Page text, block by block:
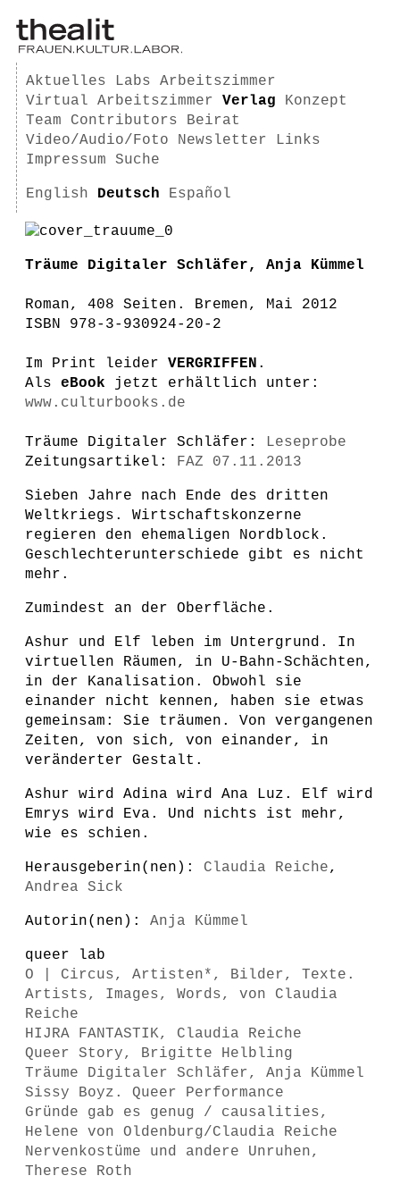
Aktuelles Labs
Arbeitszimmer
Virtual Arbeitszimmer
Verlag
Konzept
Team
Contributors
Beirat
Video/Audio/Foto
Newsletter
Links
Impressum
Suche
English Deutsch Español
Träume Digitaler Schläfer, Anja Kümmel
Roman, 408 Seiten. Bremen, Mai 2012
ISBN 978-3-930924-20-2
Im Print leider VERGRIFFEN .
Als eBook jetzt erhältlich unter:
www.culturbooks.de
Träume Digitaler Schläfer: Leseprobe
Zeitungsartikel: FAZ 07.11.2013
Sieben Jahre nach Ende des dritten
Weltkriegs. Wirtschaftskonzerne
regieren den ehemaligen Nordblock.
Geschlechterunterschiede gibt es nicht
mehr.
Zumindest an der Oberfläche.
Ashur und Elf leben im Untergrund. In
virtuellen Räumen, in U-Bahn-Schächten,
in der Kanalisation. Obwohl sie
einander nicht kennen, haben sie etwas
gemeinsam: Sie träumen. Von vergangenen
Zeiten, von sich, von einander, in
veränderter Gestalt.
Ashur wird Adina wird Ana Luz. Elf wird
Emrys wird Eva. Und nichts ist mehr,
wie es schien.
Herausgeberin(nen): Claudia Reiche,
Andrea Sick
Autorin(nen): Anja Kümmel
queer lab
O | Circus, Artisten*, Bilder, Texte.
Artists, Images, Words , von Claudia
Reiche
HIJRA FANTASTIK, Claudia Reiche
Queer Story, Brigitte Helbling
Träume Digitaler Schläfer, Anja Kümmel
Sissy Boyz. Queer Performance
Gründe gab es genug / causalities,
Helene von Oldenburg/Claudia Reiche
Nervenkostüme und andere Unruhen,
Therese Roth